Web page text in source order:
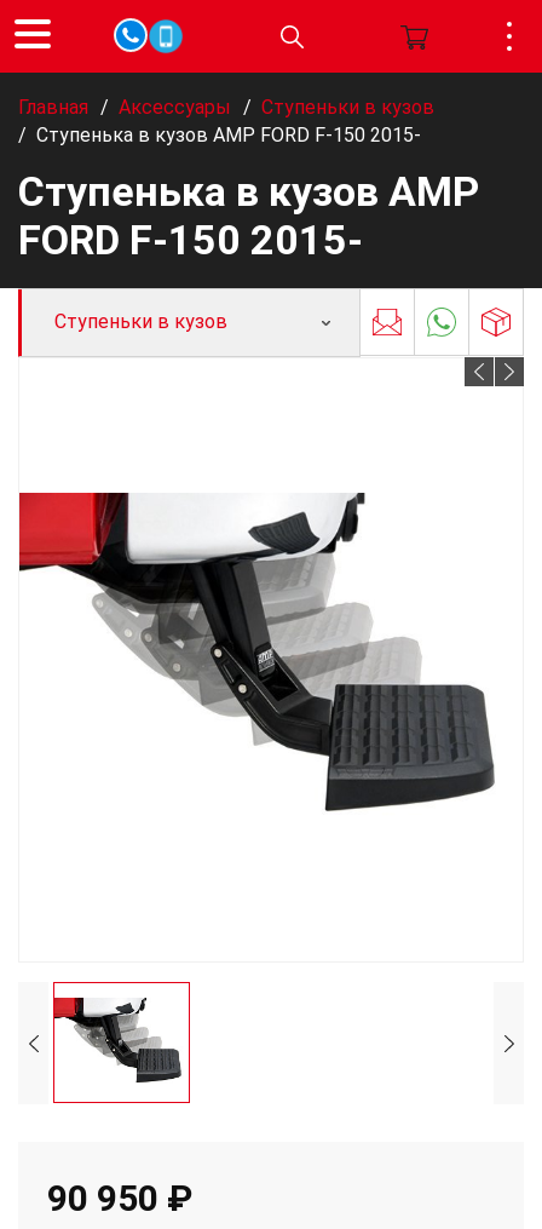
Главная / Аксессуары / Ступеньки в кузов
/ Ступенька в кузов AMP FORD F-150 2015-
Ступенька в кузов AMP
FORD F-150 2015-
Ступеньки в кузов
90 950 ₽